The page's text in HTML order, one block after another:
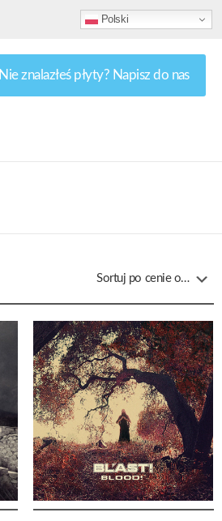
Polski
Nie znalazłeś płyty? Napisz do nas